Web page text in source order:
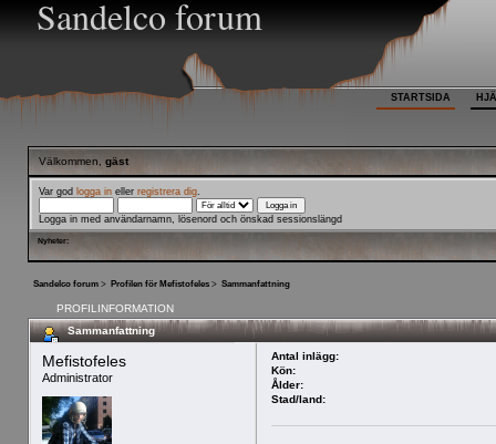
Sandelco forum
STARTSIDA
Välkommen, gäst
Var god logga ineller registrera dig.
Logga in med användarnamn, lösenord och önskad sessionslängd
Nyheter:
Sandelco forum> Profilen för Mefistofeles> Sammanfattning
PROFILINFORMATION
Sammanfattning
Mefistofeles
Administrator
Antal inlägg:
Kön:
Ålder:
Stad/land: